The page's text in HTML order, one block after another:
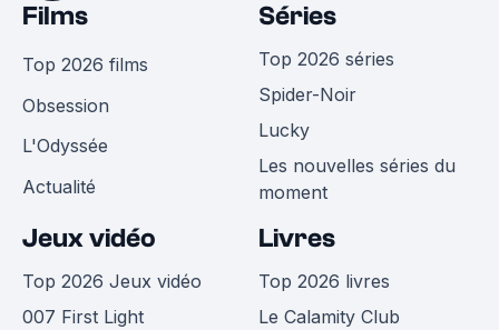
Films
Top 2026 films
Obsession
L'Odyssée
Actualité
Séries
Top 2026 séries
Spider-Noir
Lucky
Les nouvelles séries du
moment
Jeux vidéo
Top 2026 Jeux vidéo
007 First Light
Livres
Top 2026 livres
Le Calamity Club